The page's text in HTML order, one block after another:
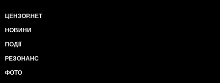
ЦЕНЗОР.НЕТ
НОВИНИ
ПОДІЇ
РЕЗОНАНС
ФОТО